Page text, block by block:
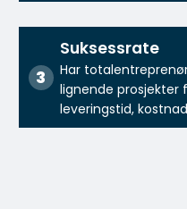
Suksessrate
Har
lignende prosjekter
leveringstid,